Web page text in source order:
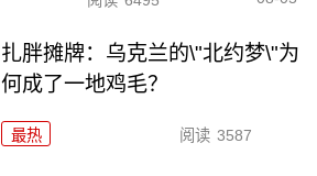
扎胖摊牌：乌克兰的\"北约梦\"为
何成了一地鸡毛？
最热 阅读 3587